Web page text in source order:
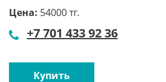
Цена: 54000 тг.
+7 701 433 92 36
Купить